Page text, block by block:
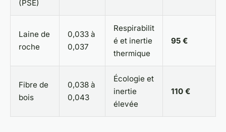
(PSE)
Laine de
roche
0,033 à
0,037
Respirabilit
é et inertie
thermique
95 €
Fibre de
bois
0,038 à
0,043
Écologie et
inertie
élevée
110 €